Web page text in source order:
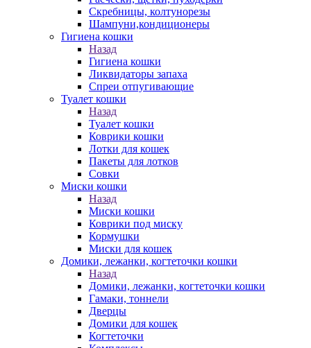
Скребницы, колтунорезы
Шампуни,кондиционеры
Гигиена кошки
Назад
Гигиена кошки
Ликвидаторы запаха
Спреи отпугивающие
Туалет кошки
Назад
Туалет кошки
Коврики кошки
Лотки для кошек
Пакеты для лотков
Совки
Миски кошки
Назад
Миски кошки
Коврики под миску
Кормушки
Миски для кошек
Домики, лежанки, когтеточки кошки
Назад
Домики, лежанки, когтеточки кошки
Гамаки, тоннели
Дверцы
Домики для кошек
Когтеточки